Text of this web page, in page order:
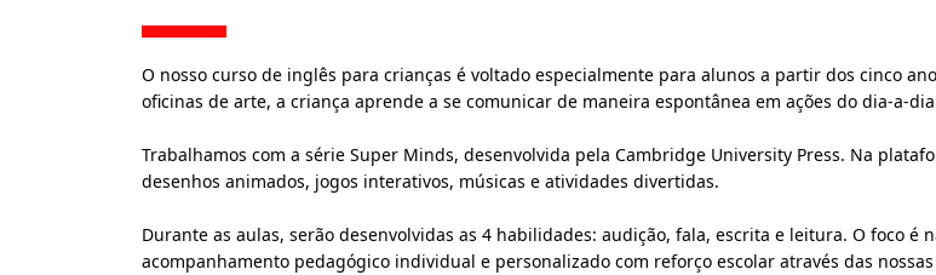
O nosso curso de inglês para crianças é voltado especialmente para alunos a partir dos cinco
oficinas de arte, a criança aprende a se comunicar de maneira espontânea em ações do dia-a-
Trabalhamos com a série Super Minds, desenvolvida pela Cambridge University Press. Na
desenhos animados, jogos interativos, músicas e atividades divertidas.
Durante as aulas, serão desenvolvidas as 4 habilidades: audição, fala, escrita e leitura. O foco é
acompanhamento pedagógico individual e personalizado com reforço escolar através das nossas